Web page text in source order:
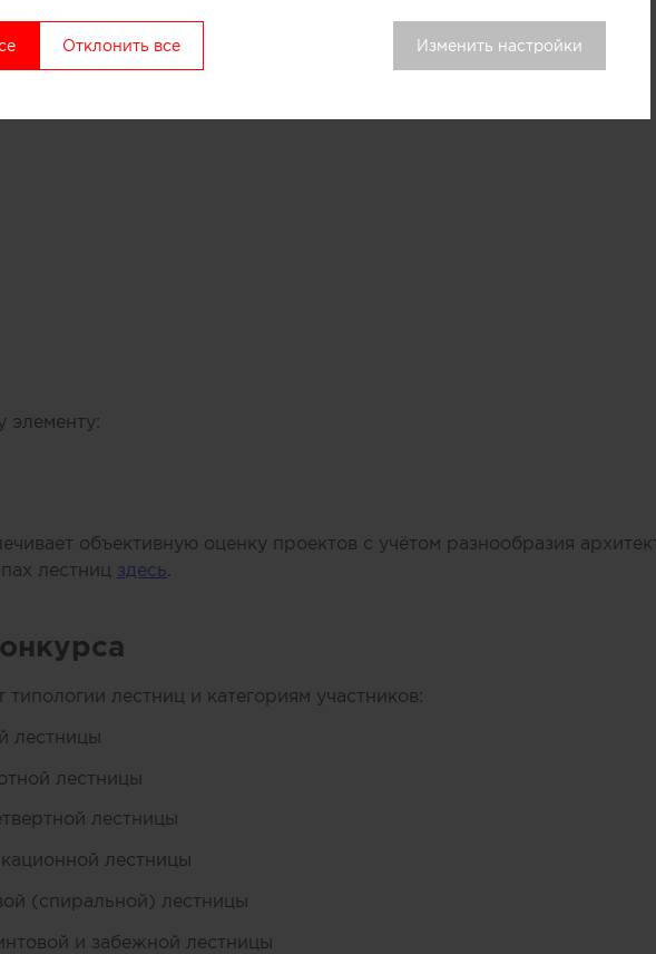
элементу:
объективную оценку проектов с учётом разнообразия
лестниц здесь
лестниц и категориям участников:
лестницы
лестницы
лестницы
лестницы
(спиральной) лестницы
и забежной лестницы
Отклонить все Изменить настройки